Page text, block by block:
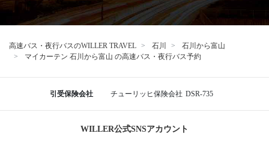
高速バス・夜行バスのWILLER TRAVEL 石川
石川から富山
マイカーテン 石川から富山 の高速バス・夜行バス予約
引受保険会社 チューリッヒ保険会社 DSR-735
WILLER公式SNSアカウント